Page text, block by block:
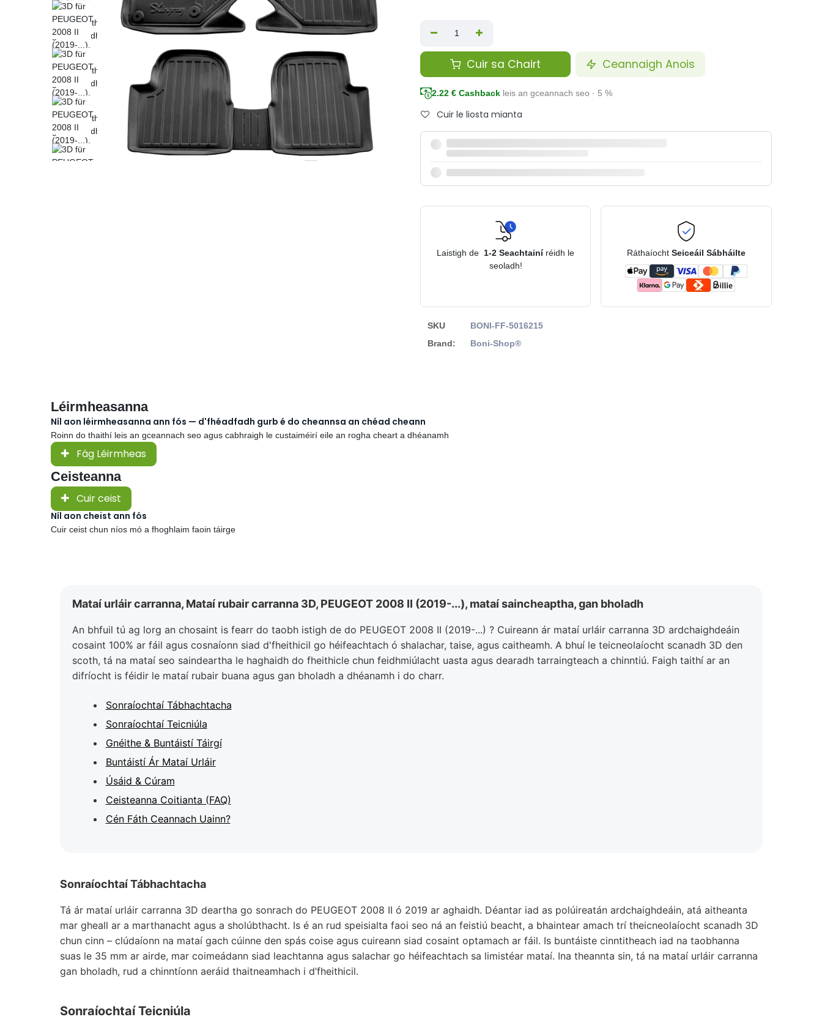
Cuir sa Chairt Ceannaigh Anois
2.22 € Cashback leis an gceannach seo · 5 %
Cuir le liosta mianta
Laistigh de 1-2 Seachtainí réidh le
seoladh!
Ráthaíocht Seiceáil Sábháilte
SKU
BONI-FF-5016215
Brand:
Boni-Shop®
Léirmheasanna
Níl aon léirmheasanna ann fós — d'fhéadfadh gurb é do cheannsa an chéad cheann
Roinn do thaithí leis an gceannach seo agus cabhraigh le custaiméirí eile an rogha cheart a dhéanamh
Fág Léirmheas
Ceisteanna
Cuir ceist
Níl aon cheist ann fós
Cuir ceist chun níos mó a fhoghlaim faoin táirge
Mataí urláir carranna, Mataí rubair carranna 3D, PEUGEOT 2008 II (2019-...), mataí saincheaptha, gan bholadh
An bhfuil tú ag lorg an chosaint is fearr do taobh istigh de do PEUGEOT 2008 II (2019-...) ? Cuireann ár mataí urláir carranna 3D ardchaighdeáin
cosaint 100% ar fáil agus cosnaíonn siad d'fheithicil go héifeachtach ó shalachar, taise, agus caitheamh. A bhuí le teicneolaíocht scanadh 3D den
scoth, tá na mataí seo saindeartha le haghaidh do fheithicle chun feidhmiúlacht uasta agus dearadh tarraingteach a chinntiú. Faigh taithí ar an
difríocht is féidir le mataí rubair buana agus gan bholadh a dhéanamh i do charr.
Sonraíochtaí Tábhachtacha
Sonraíochtaí Teicniúla
Gnéithe & Buntáistí Táirgí
Buntáistí Ár Mataí Urláir
Úsáid & Cúram
Ceisteanna Coitianta (FAQ)
Cén Fáth Ceannach Uainn?
Sonraíochtaí Tábhachtacha
Tá ár mataí urláir carranna 3D deartha go sonrach do PEUGEOT 2008 II ó 2019 ar aghaidh. Déantar iad as polúireatán ardchaighdeáin, atá aitheanta
mar gheall ar a marthanacht agus a sholúbthacht. Is é an rud speisialta faoi seo ná an feistiú beacht, a bhaintear amach trí theicneolaíocht scanadh 3D
chun cinn – clúdaíonn na mataí gach cúinne den spás coise agus cuireann siad cosaint optamach ar fáil. Is buntáiste cinntitheach iad na taobhanna
suas le 35 mm ar airde, mar coimeádann siad leachtanna agus salachar go héifeachtach sa limistéar mataí. Ina theannta sin, tá na mataí urláir carranna
gan bholadh, rud a chinntíonn aeráid thaitneamhach i d’fheithicil.
Sonraíochtaí Teicniúla